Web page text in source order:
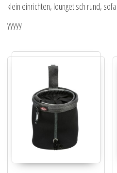
klein einrichten, loungetisch rund,
yyyyy